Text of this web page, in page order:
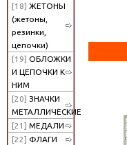
[18] ЖЕТОНЫ
(жетоны,
резинки,
цепочки)
[19] ОБЛОЖКИ
И ЦЕПОЧКИ К
НИМ
[20] ЗНАЧКИ
МЕТАЛЛИЧЕСКИЕ
[21] МЕДАЛИ
[22] ФЛАГИ